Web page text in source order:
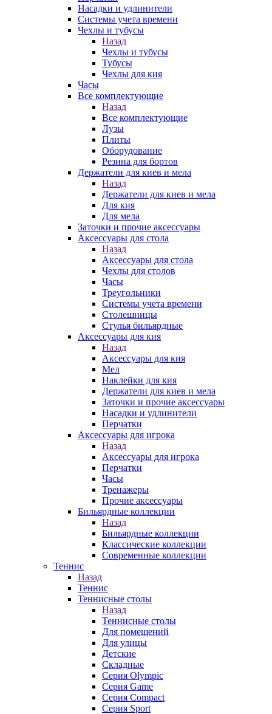
Насадки и удлинители
Системы учета времени
Чехлы и тубусы
Назад
Чехлы и тубусы
Тубусы
Чехлы для кия
Часы
Все комплектующие
Назад
Все комплектующие
Лузы
Плиты
Оборудование
Резина для бортов
Держатели для киев и мела
Назад
Держатели для киев и мела
Для кия
Для мела
Заточки и прочие аксессуары
Аксессуары для стола
Назад
Аксессуары для стола
Чехлы для столов
Часы
Треугольники
Системы учета времени
Столешницы
Стулья бильярдные
Аксессуары для кия
Назад
Аксессуары для кия
Мел
Наклейки для кия
Держатели для киев и мела
Заточки и прочие аксессуары
Насадки и удлинители
Перчатки
Аксессуары для игрока
Назад
Аксессуары для игрока
Перчатки
Часы
Тренажеры
Прочие аксессуары
Бильярдные коллекции
Назад
Бильярдные коллекции
Классические коллекции
Современные коллекции
Теннис
Назад
Теннис
Теннисные столы
Назад
Теннисные столы
Для помещений
Для улицы
Детские
Складные
Серия Olympic
Серия Game
Серия Compact
Серия Sport